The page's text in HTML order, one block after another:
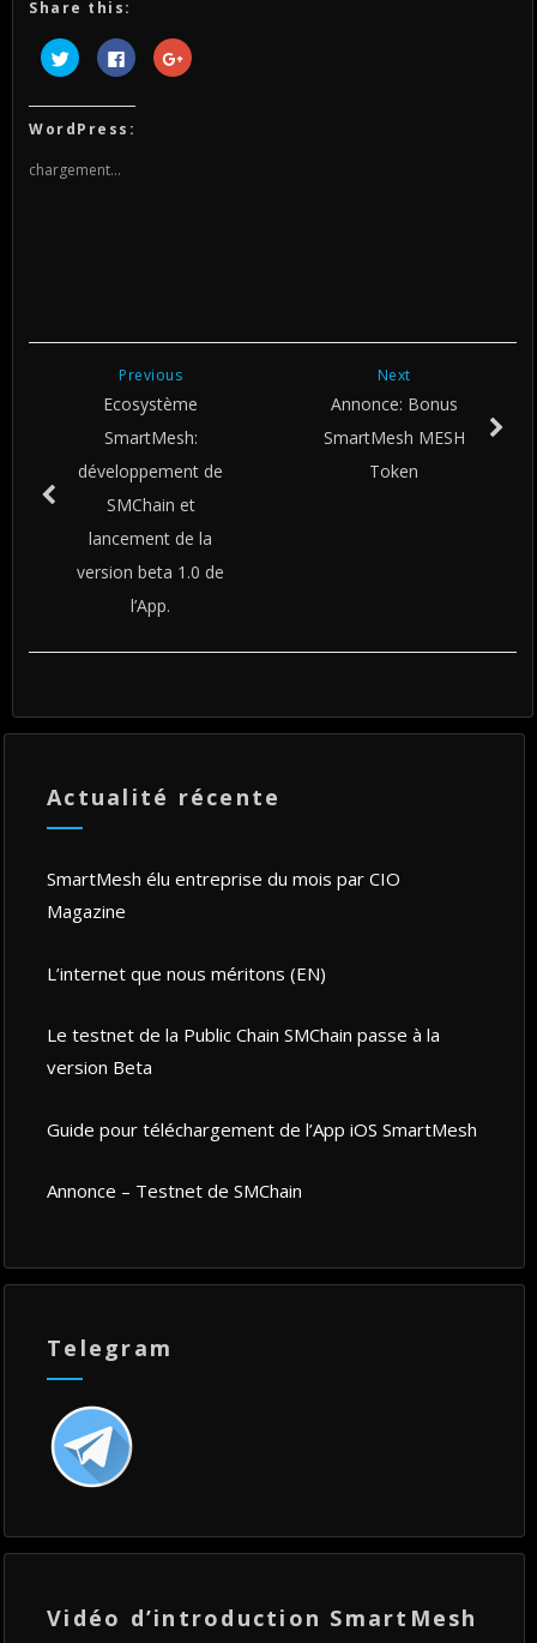
Share this:
Cliquez
pour
partager
Twitter(ouvre
dans
une
fenêtre)
Cliquez
pour
partager
Facebook(ouvre
dans
une
Cliquez
pour
WordPress:
chargement…
Next
Annonce: Bonus
SmartMesh MESH
Token
Previous
Ecosystème
SmartMesh:
développement de
SMChain et
lancement de la
version beta 1.0 de
l’App.
Actualité récente
SmartMesh élu entreprise du mois par CIO
Magazine
L’internet que nous méritons (EN)
Le testnet de la Public Chain SMChain passe à la
version Beta
Guide pour téléchargement de l’App iOS SmartMesh
Annonce – Testnet de SMChain
Telegram
Vidéo d’introduction SmartMesh